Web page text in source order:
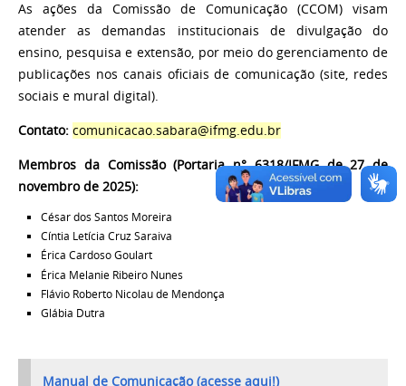
As ações da Comissão de Comunicação (CCOM) visam
atender as demandas institucionais de divulgação do
ensino, pesquisa e extensão, por meio do gerenciamento de
publicações nos canais oficiais de comunicação (site, redes
sociais e mural digital).
Contato: comunicacao.sabara@ifmg.edu.br
Membros da Comissão (Portaria n° 6318/IFMG de 27 de
novembro de 2025):
César dos Santos Moreira
Cíntia Letícia Cruz Saraiva
Érica Cardoso Goulart
Érica Melanie Ribeiro Nunes
Flávio Roberto Nicolau de Mendonça
Glábia Dutra
Manual de Comunicação (acesse aqui!)